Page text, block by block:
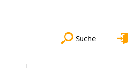
Suche